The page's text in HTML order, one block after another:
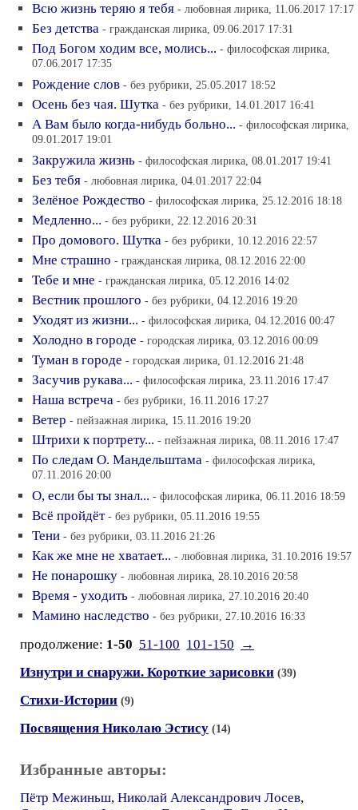
Всю жизнь теряю я тебя - любовная лирика, 11.06.2017 17:17
Без детства - гражданская лирика, 09.06.2017 17:31
Под Богом ходим все, молись... - философская лирика,
07.06.2017 17:35
Рождение слов - без рубрики, 25.05.2017 18:52
Осень без чая. Шутка - без рубрики, 14.01.2017 16:41
А Вам было когда-нибудь больно... - философская лирика,
09.01.2017 19:01
Закружила жизнь - философская лирика, 08.01.2017 19:41
Без тебя - любовная лирика, 04.01.2017 22:04
Зелёное Рождество - философская лирика, 25.12.2016 18:18
Медленно... - без рубрики, 22.12.2016 20:31
Про домового. Шутка - без рубрики, 10.12.2016 22:57
Мне страшно - гражданская лирика, 08.12.2016 22:00
Тебе и мне - гражданская лирика, 05.12.2016 14:02
Вестник прошлого - без рубрики, 04.12.2016 19:20
Уходят из жизни... - философская лирика, 04.12.2016 00:47
Холодно в городе - городская лирика, 03.12.2016 00:09
Туман в городе - городская лирика, 01.12.2016 21:48
Засучив рукава... - философская лирика, 23.11.2016 17:47
Наша встреча - без рубрики, 16.11.2016 17:27
Ветер - пейзажная лирика, 15.11.2016 19:20
Штрихи к портрету... - пейзажная лирика, 08.11.2016 17:47
По следам О. Мандельштама - философская лирика,
07.11.2016 20:00
О, если бы ты знал... - философская лирика, 06.11.2016 18:59
Всё пройдёт - без рубрики, 05.11.2016 19:55
Тени - без рубрики, 03.11.2016 21:26
Как же мне не хватает... - любовная лирика, 31.10.2016 19:57
Не понарошку - любовная лирика, 28.10.2016 20:58
Время - уходить - любовная лирика, 27.10.2016 20:40
Мамино наследство - без рубрики, 27.10.2016 16:33
продолжение: 1-50 51-100 101-150
→
Изнутри и снаружи. Короткие зарисовки (39)
Стихи-Истории (9)
Посвящения Николаю Эстису (14)
Избранные авторы:
Пётр Межиньш, Николай Александрович Лосев,